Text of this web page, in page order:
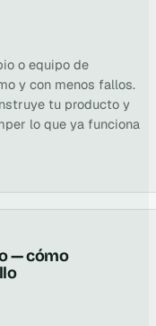
o equipo de
y con menos fallos.
tu producto y
lo que ya funciona
— cómo